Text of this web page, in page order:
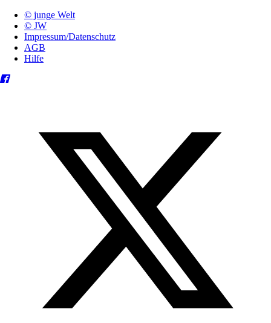
© junge Welt
© JW
Impressum/Datenschutz
AGB
Hilfe